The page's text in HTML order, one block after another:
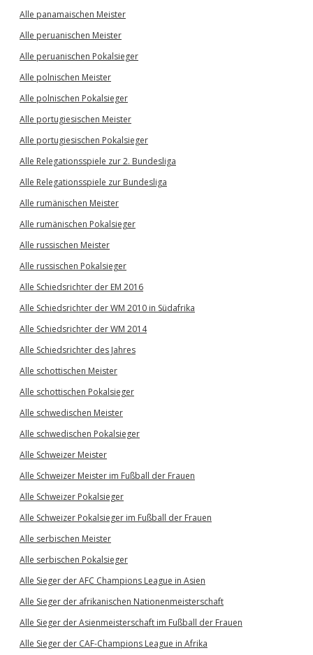
Alle panamaischen Meister
Alle peruanischen Meister
Alle peruanischen Pokalsieger
Alle polnischen Meister
Alle polnischen Pokalsieger
Alle portugiesischen Meister
Alle portugiesischen Pokalsieger
Alle Relegationsspiele zur 2. Bundesliga
Alle Relegationsspiele zur Bundesliga
Alle rumänischen Meister
Alle rumänischen Pokalsieger
Alle russischen Meister
Alle russischen Pokalsieger
Alle Schiedsrichter der EM 2016
Alle Schiedsrichter der WM 2010 in Südafrika
Alle Schiedsrichter der WM 2014
Alle Schiedsrichter des Jahres
Alle schottischen Meister
Alle schottischen Pokalsieger
Alle schwedischen Meister
Alle schwedischen Pokalsieger
Alle Schweizer Meister
Alle Schweizer Meister im Fußball der Frauen
Alle Schweizer Pokalsieger
Alle Schweizer Pokalsieger im Fußball der Frauen
Alle serbischen Meister
Alle serbischen Pokalsieger
Alle Sieger der AFC Champions League in Asien
Alle Sieger der afrikanischen Nationenmeisterschaft
Alle Sieger der Asienmeisterschaft im Fußball der Frauen
Alle Sieger der CAF-Champions League in Afrika